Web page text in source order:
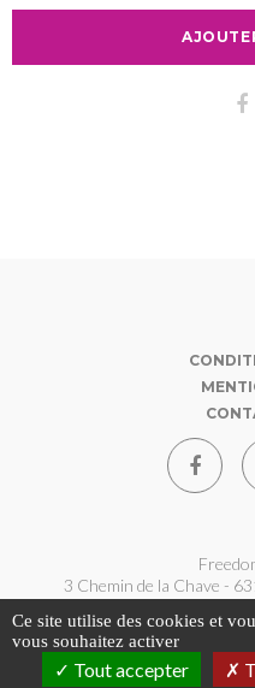
3 Chemin de la Chave -
Ce site utilise des cookies et
vous souhaitez activer
Tout accepter